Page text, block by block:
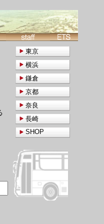
東京
横浜
鎌倉
京都
奈良
長崎
SHOP